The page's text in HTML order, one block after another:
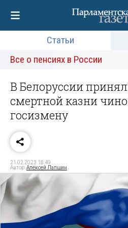
Статьи
Все о пенсиях в России
В Белоруссии
смертной казни
госизмену
21.02.2023 18:49
Автор:Алексей Лапшин